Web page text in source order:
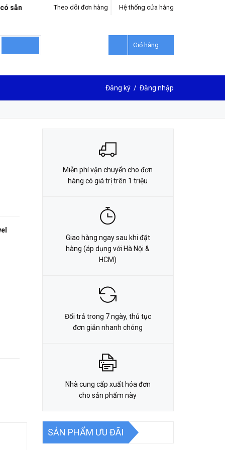
sẵn
Hệ thống cửa hàng
Theo dõi đơn hàng
Giỏ hàng
Đăng ký / Đăng nhập
LIÊN HỆ ĐẶT HÀNG
Miễn phí vận chuyển cho đơn
hàng có giá trị trên 1 triệu
Giao hàng ngay sau khi đặt
hàng (áp dụng với Hà Nội &
HCM)
Đổi trả trong 7 ngày, thủ tục
đơn giản nhanh chóng
Nhà cung cấp xuất hóa đơn
cho sản phẩm này
SẢN PHẨM ƯU ĐÃI